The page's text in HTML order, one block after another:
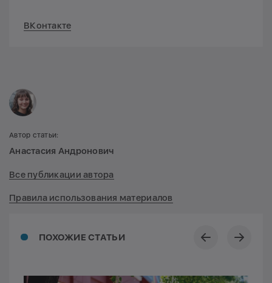
ВКонтакте
ПОХОЖИЕ СТАТЬИ
Автор статьи:
Анастасия Андронович
Все публикации автора
Правила использования материалов